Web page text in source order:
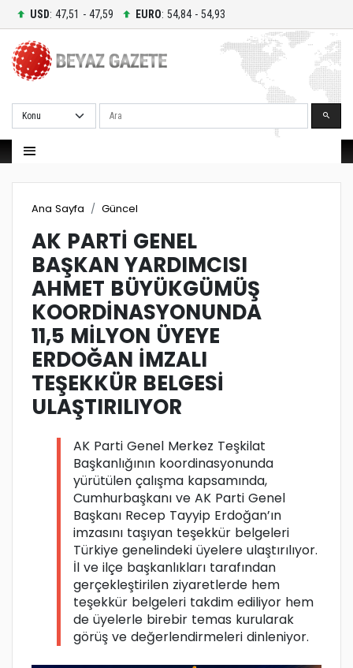
USD: 47,51 - 47,59 EURO: 54,84 - 54,93
Ara
Ana Sayfa Güncel
AK PARTİ GENEL
BAŞKAN YARDIMCISI
AHMET BÜYÜKGÜMÜŞ
KOORDİNASYONUNDA
11,5 MİLYON ÜYEYE
ERDOĞAN İMZALI
TEŞEKKÜR BELGESİ
ULAŞTIRILIYOR
AK Parti Genel Merkez Teşkilat
Başkanlığının koordinasyonunda
yürütülen çalışma kapsamında,
Cumhurbaşkanı ve AK Parti Genel
Başkanı Recep Tayyip Erdoğan’ın
imzasını taşıyan teşekkür belgeleri
Türkiye genelindeki üyelere ulaştırılıyor.
İl ve ilçe başkanlıkları tarafından
gerçekleştirilen ziyaretlerde hem
teşekkür belgeleri takdim ediliyor hem
de üyelerle birebir temas kurularak
görüş ve değerlendirmeleri dinleniyor.